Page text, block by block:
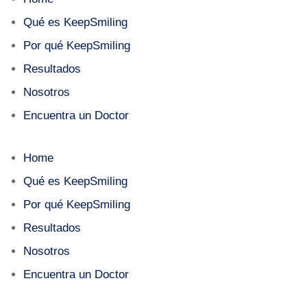
Qué es KeepSmiling
Por qué KeepSmiling
Resultados
Nosotros
Encuentra un Doctor
Home
Qué es KeepSmiling
Por qué KeepSmiling
Resultados
Nosotros
Encuentra un Doctor